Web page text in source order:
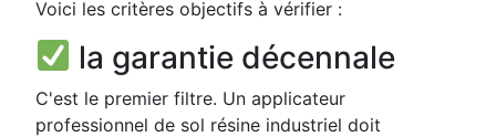
Voici les critères objectifs à vérifier :
la garantie décennale
C'est le premier filtre. Un applicateur
professionnel de sol résine industriel doit